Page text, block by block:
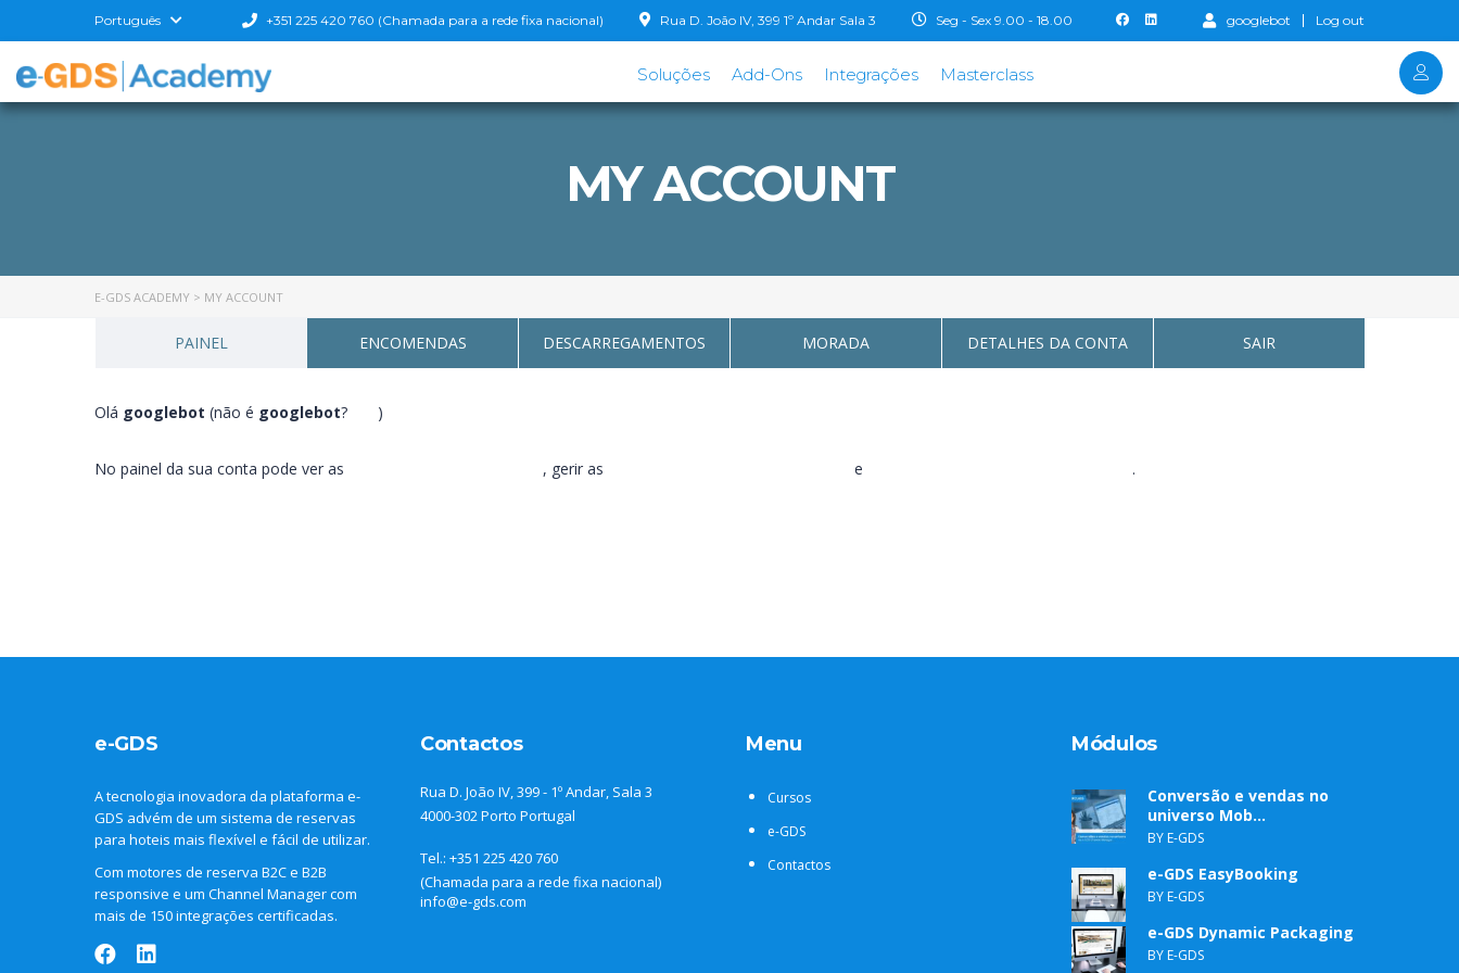
Português googlebot Log out
Seg - Sex 9.00 - 18.00
Rua D. João IV, 399 1º Andar Sala 3
+351 225 420 760 (Chamada para a rede fixa nacional)
Soluções Add-Ons Integrações Masterclass
MY ACCOUNT
E-GDS ACADEMY > MY ACCOUNT
PAINEL ENCOMENDAS DESCARREGAMENTOS MORADA DETALHES DA CONTA SAIR
Olá googlebot (não é googlebot? )
No painel da sua conta pode ver as , gerir as e .
e-GDS
A tecnologia inovadora da plataforma e-
GDS advém de um sistema de reservas
para hoteis mais flexível e fácil de utilizar.
Com motores de reserva B2C e B2B
responsive e um Channel Manager com
mais de 150 integrações certificadas.
Contactos
Rua D. João IV, 399 - 1º Andar, Sala 3
4000-302 Porto Portugal
Tel.: +351 225 420 760
(Chamada para a rede fixa nacional)
info@e-gds.com
Menu
Cursos
e-GDS
Contactos
Módulos
Conversão e vendas no
universo Mob...
BY E-GDS
e-GDS EasyBooking
BY E-GDS
e-GDS Dynamic Packaging
BY E-GDS